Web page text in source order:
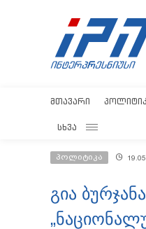
ᲛᲗᲐᲕᲐᲠᲘ
ᲡᲮᲕᲐ
პოლიტიკა
გია